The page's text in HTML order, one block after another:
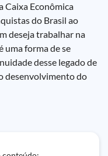
Caixa Econômica
do Brasil ao
deseja trabalhar na
uma forma de se
desse legado de
desenvolvimento do